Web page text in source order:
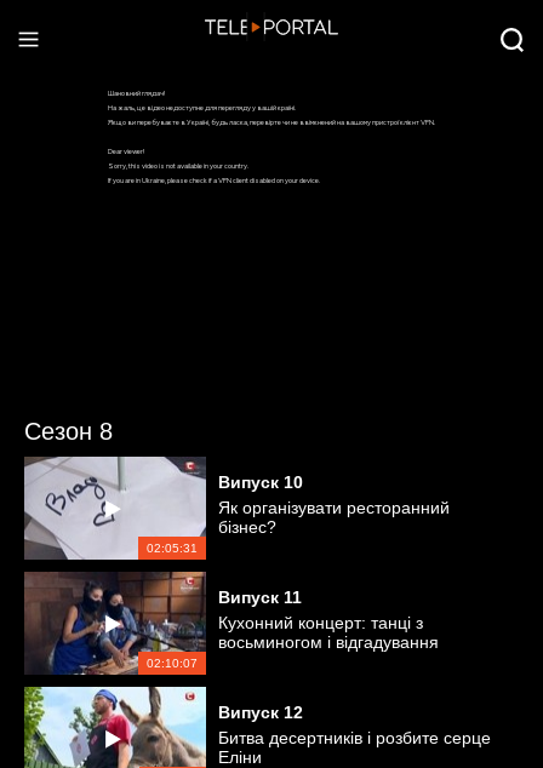
Сезон 8
02:05:31
Випуск 10
Як організувати ресторанний
бізнес?
02:10:07
Випуск 11
Кухонний концерт: танці з
восьминогом і відгадування
Випуск 12
Битва десертників і розбите серце
Еліни